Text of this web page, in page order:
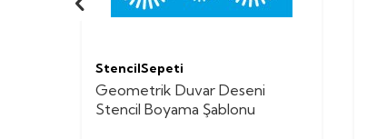
StencilSepeti
Geometrik Duvar Deseni
Stencil Boyama Şablonu